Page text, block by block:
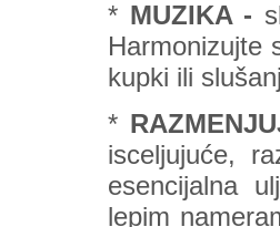
* MUZIKA -
Harmonizujte
kupki ili
*
isceljujuće,
esencijalna
lepim